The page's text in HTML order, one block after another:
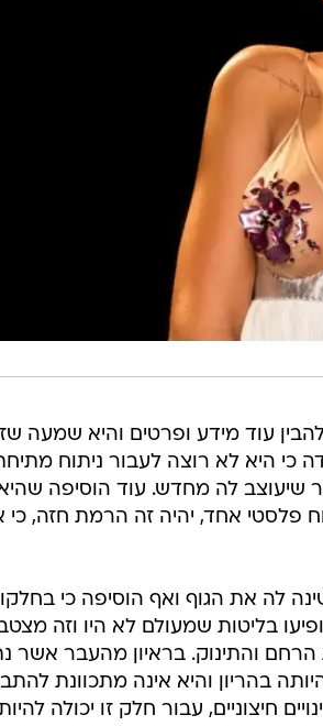
עוד מידע ופרטים והיא שמעה
כי היא לא רוצה לעבור ניתוח
שיעוצב לה מחדש. עוד הוסיפה
פלסטי אחד, יהיה זה הרמת חזה, כי
לה את הגוף ואף הוסיפה כי בחלקו
בליטות שמעולם לא היו וזה
והתינוק. בראיון מהעבר אשר
בהריון והיא אינה מתכוונת
חיצוניים, עבור חלק זו יכולה